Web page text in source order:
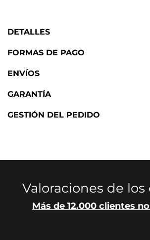
DETALLES
FORMAS DE PAGO
ENVÍOS
GARANTÍA
GESTIÓN DEL PEDIDO
Valoraciones de
Más de 12.000 clientes